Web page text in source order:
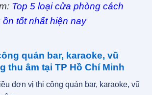
Top 5 loại cửa phòng cách
ồn tốt nhất hiện nay
quán bar, karaoke, vũ
thu âm tại TP Hồ Chí Minh